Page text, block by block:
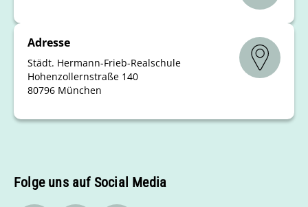
Adresse
Städt. Hermann-Frieb-Realschule
Hohenzollernstraße 140
80796 München
Folge uns auf Social Media